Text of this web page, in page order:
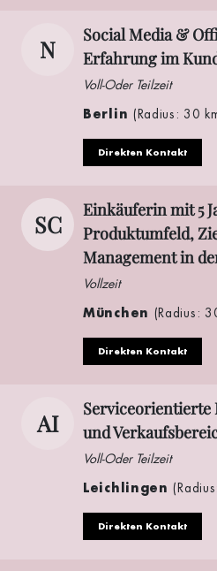
N
Social Media &
Erfahrung im
Voll-Oder Teilzeit
Berlin (Radius: 30
Direkten Kontakt
SC
Einkäuferin mit 5
Produktumfeld,
Management in
Vollzeit
München (Radius:
Direkten Kontakt
AI
und
Voll-Oder Teilzeit
Leichlingen
Direkten Kontakt